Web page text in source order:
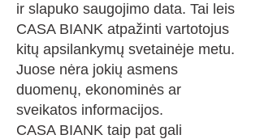
ir slapuko saugojimo data. Tai leis
CASA BIANK atpažinti vartotojus
kitų apsilankymų svetainėje metu.
Juose nėra jokių asmens
duomenų, ekonominės ar
sveikatos informacijos.
CASA BIANK taip pat gali